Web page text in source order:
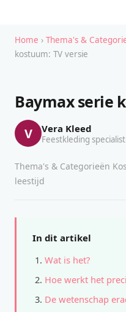
Home › Thema's &
kostuum: TV versie
Baymax serie
V Vera Kleed
Feestkleding specialist
Thema's & Categorieën
leestijd
In dit artikel
Wat is het?
Hoe werkt het
De wetenschap